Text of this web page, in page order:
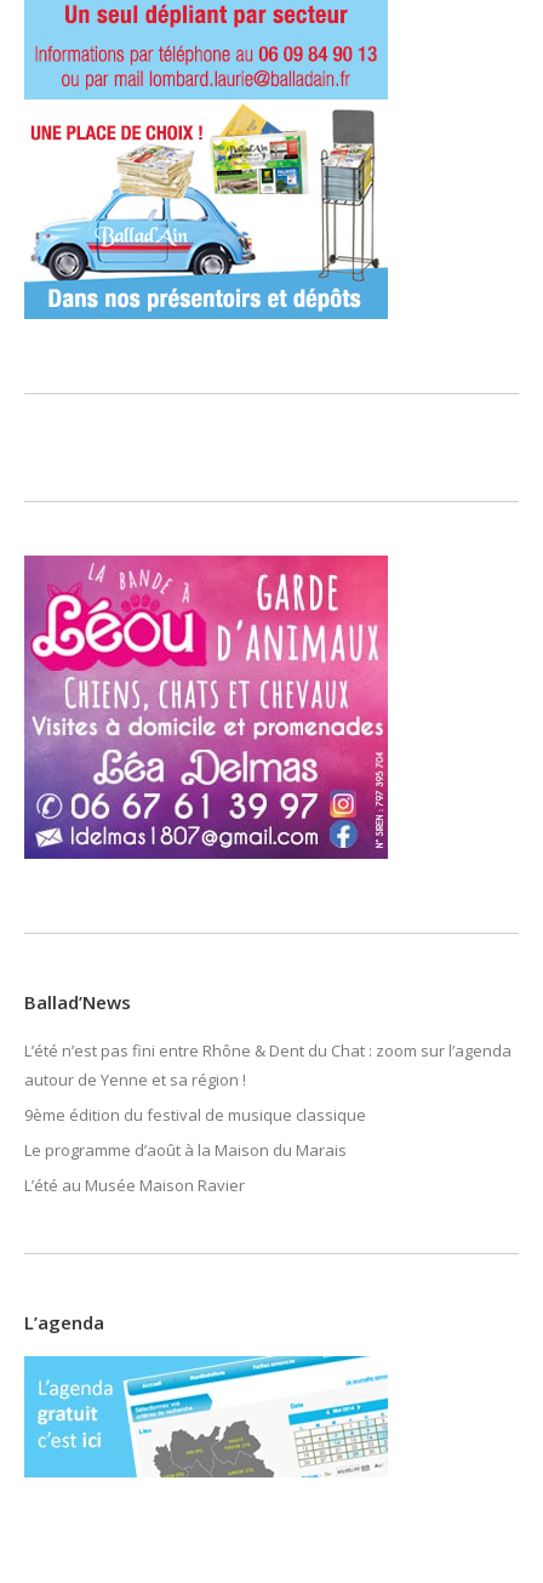
Ballad’News
L’été n’est pas fini entre Rhône & Dent du Chat : zoom sur l’agenda
autour de Yenne et sa région !
9ème édition du festival de musique classique
Le programme d’août à la Maison du Marais
L’été au Musée Maison Ravier
L’agenda